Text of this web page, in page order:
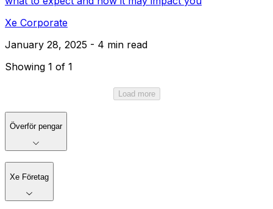
Xe Corporate
January 28, 2025 - 4 min read
Showing 1 of 1
Load more
Överför pengar
Xe Företag